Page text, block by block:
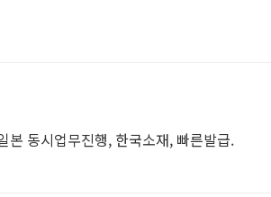
본 동시업무진행, 한국소재, 빠른발급.